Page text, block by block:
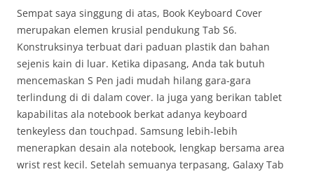
Sempat saya singgung di atas, Book Keyboard Cover
merupakan elemen krusial pendukung Tab S6.
Konstruksinya terbuat dari paduan plastik dan bahan
sejenis kain di luar. Ketika dipasang, Anda tak butuh
mencemaskan S Pen jadi mudah hilang gara-gara
terlindung di di dalam cover. Ia juga yang berikan tablet
kapabilitas ala notebook berkat adanya keyboard
tenkeyless dan touchpad. Samsung lebih-lebih
menerapkan desain ala notebook, lengkap bersama area
wrist rest kecil. Setelah semuanya terpasang, Galaxy Tab